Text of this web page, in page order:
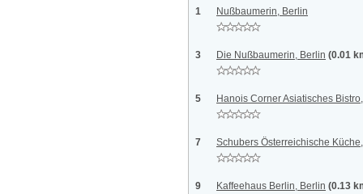
1 Nußbaumerin, Berlin
3 Die Nußbaumerin, Berlin (0.01
5 Hanois Corner Asiatisches
7 Schubers Österreichische
9 Kaffeehaus Berlin, Berlin (0.13